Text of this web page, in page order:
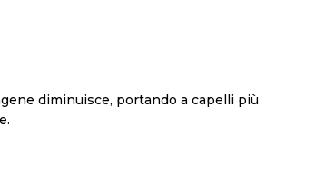
diminuisce, portando a capelli più